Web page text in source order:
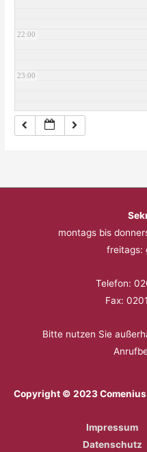
22:00
23:00
montags bis
freitags:
Telefon:
Fax:
Bitte nutzen Sie
Copyright © 2023 Comenius
Impressum
Datenschutz